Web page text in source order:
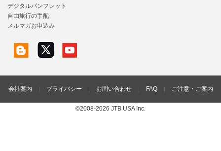
デジタルパンフレット
自由旅行の手配
メルマガお申込み
会社案内 プライバシー お問い合わせ FAQ ご注意・ご案内
©2008-2026 JTB USA Inc.